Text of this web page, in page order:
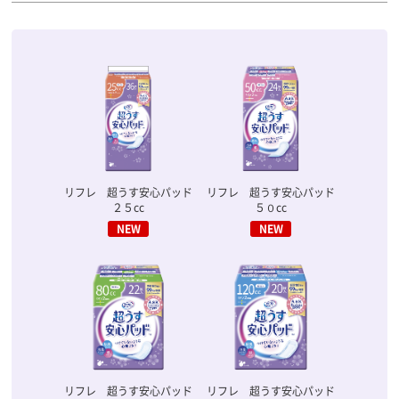
リフレ 超うす安心パッド
２５cc
リフレ 超うす安心パッド
５０cc
リフレ 超うす安心パッド リフレ 超うす安心パッド